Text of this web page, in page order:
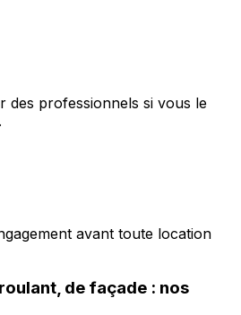
des professionnels si vous le
avant toute location
de façade : nos